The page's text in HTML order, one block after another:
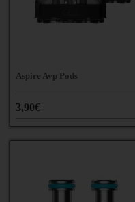
Aspire Avp Pods
3,90€